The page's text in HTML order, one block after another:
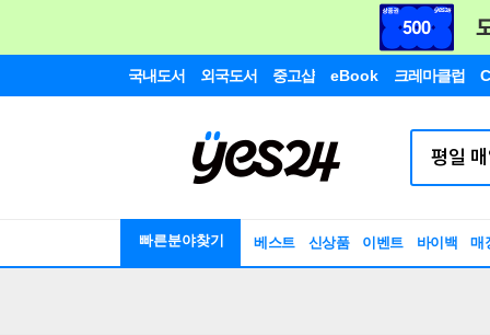
국내도서 외국도서 중고샵 eBook 크레마클럽
빠른분야찾기 베스트 신상품 이벤트 바이백 매